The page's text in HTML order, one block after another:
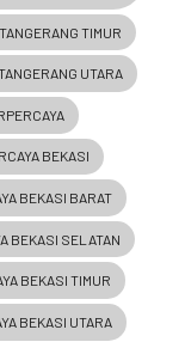
TIMUR
UTARA
BEKASI
BEKASI BARAT
BEKASI SELATAN
BEKASI TIMUR
BEKASI UTARA